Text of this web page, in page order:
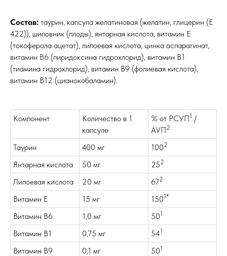
Состав: таурин, капсула желатиновая (желатин, глицерин (E
422)), шиповник (плоды), янтарная кислота, витамин E
(токоферола ацетат), липоевая кислота, цинка аспарагинат,
витамин B6 (пиридоксина гидрохлорид), витамин B1
(тиамина гидрохлорид), витамин B9 (фолиевая кислота),
витамин B12 (цианокобаламин).
Компонент
Количество в 1
капсуле
% от РСУП1 /
АУП2
Таурин 400 мг 1002
Янтарная кислота 50 мг 252
Липоевая кислота 20 мг 672
Витамин E 15 мг 1501*
Витамин B6 1,0 мг 501
Витамин B1 0,75 мг 541
Витамин B9 0,1 мг 501